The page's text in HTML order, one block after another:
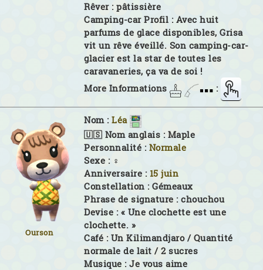
Rêver : pâtissière
Camping-car Profil : Avec huit
parfums de glace disponibles, Grisa
vit un rêve éveillé. Son camping-car-
glacier est la star de toutes les
caravaneries, ça va de soi !
More Informations
:
Ourson
Nom : Léa
🇺🇸 Nom anglais : Maple
Personnalité : Normale
Sexe : ♀
Anniversaire : 15 juin
Constellation : Gémeaux
Phrase de signature : chouchou
Devise : « Une clochette est une
clochette. »
Café : Un Kilimandjaro / Quantité
normale de lait / 2 sucres
Musique : Je vous aime